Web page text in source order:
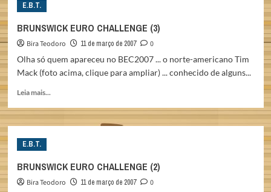
E.B.T.
BRUNSWICK EURO CHALLENGE (3)
Bira Teodoro 11 de março de 2007
0
Olha só quem apareceu no BEC2007 ... o norte-americano Tim
Mack (foto acima, clique para ampliar) ... conhecido de alguns...
Leia mais...
about
BRUNSWICK
E.B.T.
BRUNSWICK EURO CHALLENGE (2)
Bira Teodoro 11 de março de 2007
0